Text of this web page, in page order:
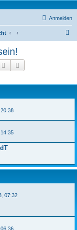
Anmelden
Suche
07:32